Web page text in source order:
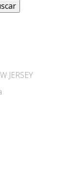
JERSEY